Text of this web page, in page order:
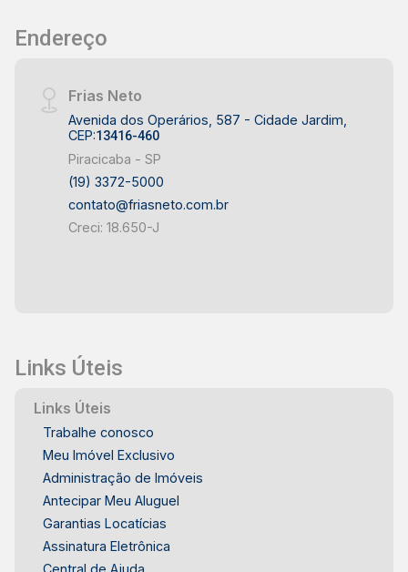
Endereço
Frias Neto
Avenida dos Operários, 587 - Cidade Jardim,
CEP:13416-460
Piracicaba - SP
(19) 3372-5000
contato@friasneto.com.br
Creci: 18.650-J
Links Úteis
Links Úteis
Trabalhe conosco
Meu Imóvel Exclusivo
Administração de Imóveis
Antecipar Meu Aluguel
Garantias Locatícias
Assinatura Eletrônica
Central de Ajuda